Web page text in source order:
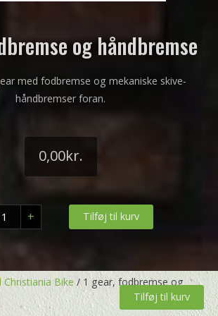
og håndbremse
med fodbremse og mekaniske skive-
håndbremser foran.
0,00kr.
+ Tilføj til kurv
Bike/ 1 gear, fodbremse og
Tilføj til kurv